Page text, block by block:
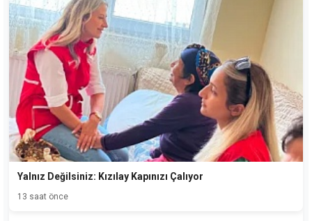
Yalnız Değilsiniz: Kızılay Kapınızı Çalıyor
13 saat önce